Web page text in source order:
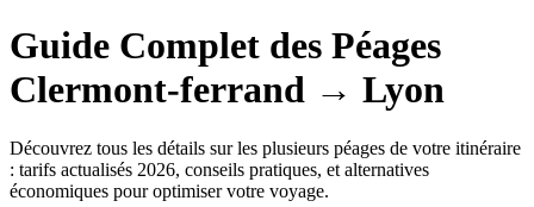
Guide Complet des Péages
Clermont-ferrand → Lyon
Découvrez tous les détails sur les plusieurs péages de votre itinéraire
: tarifs actualisés 2026, conseils pratiques, et alternatives
économiques pour optimiser votre voyage.